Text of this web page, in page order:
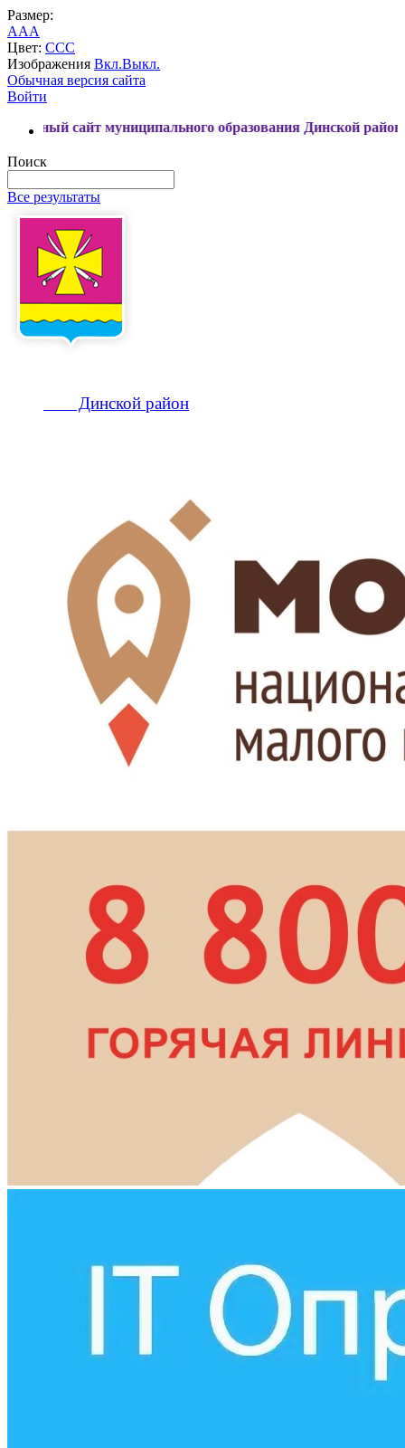
Размер:
AAA
Цвет: CCC
Изображения Вкл.Выкл.
Обычная версия сайта
Войти
муниципального образования Динской район
Поиск
Все результаты
Динской район